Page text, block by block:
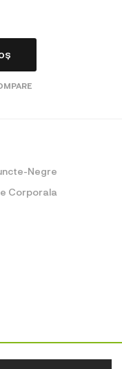
Negre
Corporala